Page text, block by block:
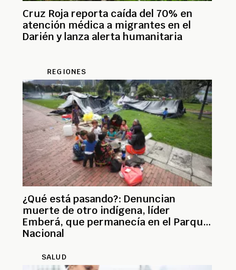
Cruz Roja reporta caída del 70% en
atención médica a migrantes en el
Darién y lanza alerta humanitaria
REGIONES
¿Qué está pasando?: Denuncian
muerte de otro indígena, líder
Emberá, que permanecía en el Parque
Nacional
SALUD